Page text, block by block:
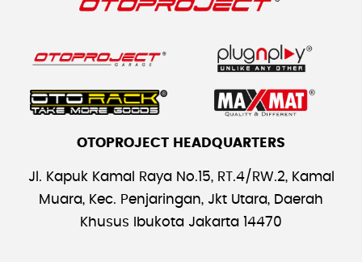
OTOPROJECT HEADQUARTERS
Jl. Kapuk Kamal Raya No.15, RT.4/RW.2, Kamal
Muara, Kec. Penjaringan, Jkt Utara, Daerah
Khusus Ibukota Jakarta 14470